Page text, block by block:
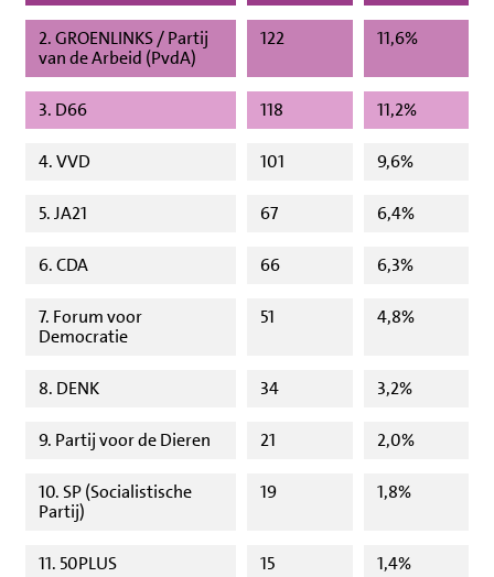
2. GROENLINKS / Partij
van de Arbeid (PvdA)
122 11,6%
3. D66 118 11,2%
4. VVD 101 9,6%
5. JA21 67 6,4%
6. CDA 66 6,3%
7. Forum voor
Democratie
51 4,8%
8. DENK 34 3,2%
9. Partij voor de Dieren 21 2,0%
10. SP (Socialistische
Partij)
19 1,8%
11. 50PLUS 15 1,4%